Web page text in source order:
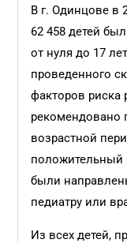
В г. Одинцове в
62 458 детей
от нуля до 17
проведенного
факторов риска
рекомендовано
возрастной
положительный
были
педиатру или
Из всех детей,